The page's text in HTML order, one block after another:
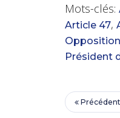
Mots-clés:
Article 47,
Opposition
Président
Précédent